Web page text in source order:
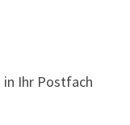
Ihr Postfach